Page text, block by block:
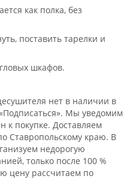
как полка, без
поставить тарелки и
шкафов.
нет в наличии в
Мы уведомим
к покупке. Доставляем
Ставропольскому краю. В
недорогую
только после 100 %
цену рассчитаем по